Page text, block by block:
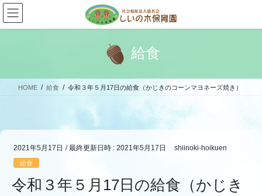
コ
ン
テ
ス
ナ
ビ
ゲ
ン
給食
HOME 給食 令和３年５月17日の給食（かじきのコーンマヨネーズ焼き）
2021年5月17日 / 最終更新日時 : 2021年5月17日 shiinoki-hoikuen
給食
令和３年５月17日の給食（かじき